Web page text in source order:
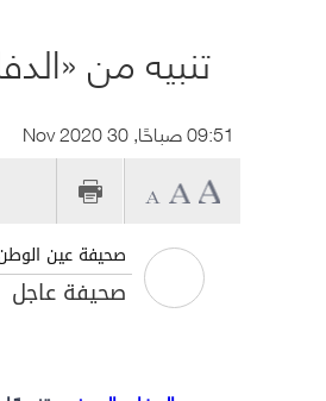
تنبيه من
09:51 صباحًا, 30 Nov 2020
صحيفة عين
صحيفة عاجل